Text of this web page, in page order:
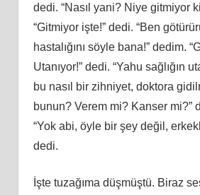
dedi. “Nasıl yani? Niye gitmiyor
“Gitmiyor işte!” dedi. “Ben
hastalığını söyle bana!” dedim.
Utanıyor!” dedi. “Yahu sağlığın
bu nasıl bir zihniyet, doktora
bunun? Verem mi? Kanser mi?”
“Yok abi, öyle bir şey değil,
dedi.
İşte tuzağıma düşmüştü. Biraz